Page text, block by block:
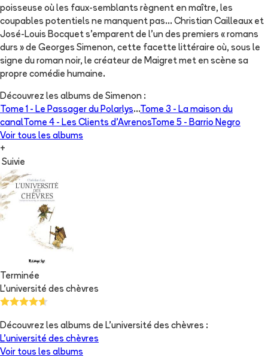
poisseuse où les faux-semblants règnent en maître, les
coupables potentiels ne manquent pas... Christian Cailleaux et
José-Louis Bocquet s'emparent de l'un des premiers « romans
durs » de Georges Simenon, cette facette littéraire où, sous le
signe du roman noir, le créateur de Maigret met en scène sa
propre comédie humaine.
Découvrez les albums de Simenon :
Tome 1 - Le Passager du Polarlys...Tome 3 - La maison du
canal Tome 4 - Les Clients d'AvrenosTome 5 - Barrio Negro
Voir tous les albums
+
Suivie
Terminée
L'université des chèvres
Découvrez les albums de L'université des chèvres :
L'université des chèvres
Voir tous les albums